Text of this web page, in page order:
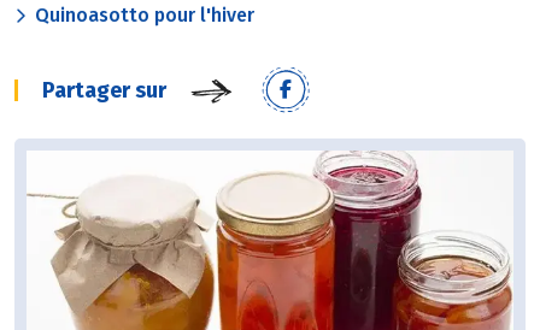
Quinoasotto pour l'hiver
Partager sur